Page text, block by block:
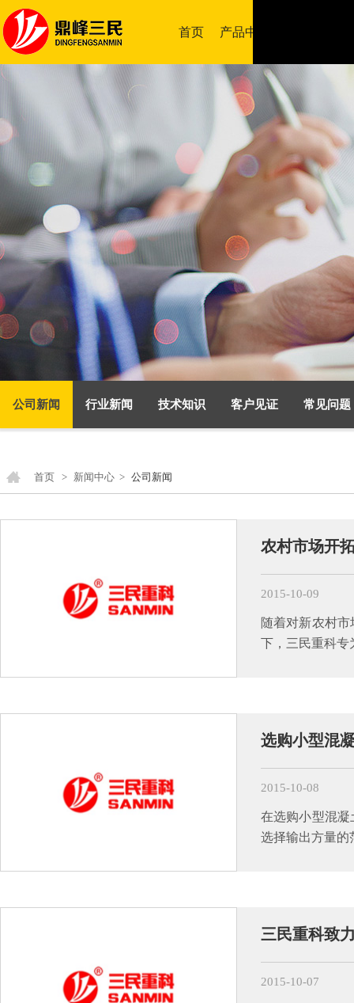
首页 产品中心
公司新闻 行业新闻 技术知识 客户见证 常见问题
首页 > 新闻中心 > 公司新闻
农村市场开
2015-10-09
随着对新农村
下，三民重科专
选购小型混
2015-10-08
在选购小型混
选择输出方量的
三民重科致
2015-10-07